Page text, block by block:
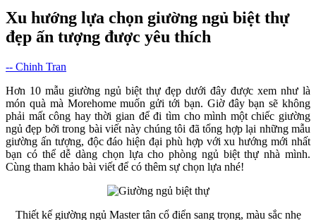
Xu hướng lựa chọn giường ngủ biệt thự
đẹp ấn tượng được yêu thích
-- Chinh Tran
Hơn 10 mẫu giường ngủ biệt thự đẹp dưới đây được xem như là
món quà mà Morehome muốn gửi tới bạn. Giờ đây bạn sẽ không
phải mất công hay thời gian để đi tìm cho mình một chiếc giường
ngủ đẹp bởi trong bài viết này chúng tôi đã tổng hợp lại những mẫu
giường ấn tượng, độc đáo hiện đại phù hợp với xu hướng mới nhất
bạn có thể dễ dàng chọn lựa cho phòng ngủ biệt thự nhà mình.
Cùng tham khảo bài viết để có thêm sự chọn lựa nhé!
Thiết kế giường ngủ Master tân cổ điển sang trọng, màu sắc nhẹ